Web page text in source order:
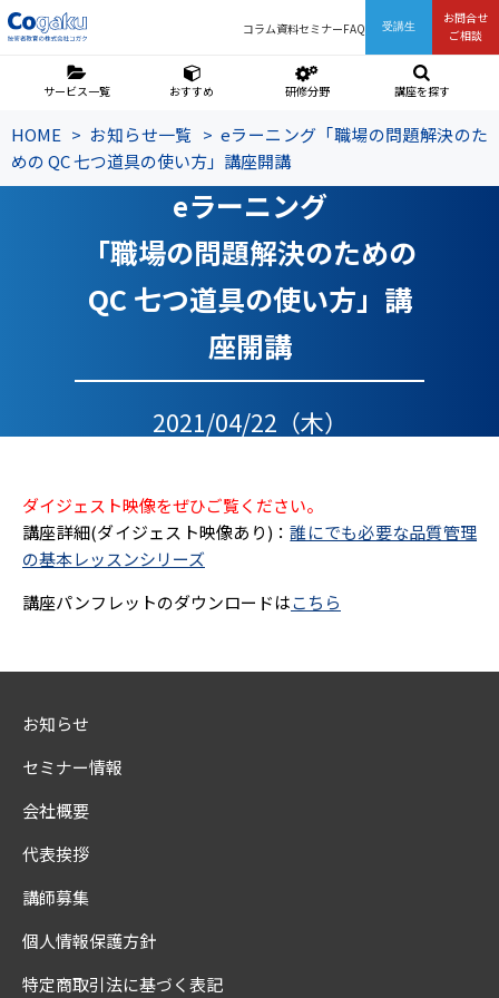
コラム資料セミナーFAQ 受講生
お問合せ
ご相談
サービス一覧 おすすめ 研修分野 講座を探す
HOME お知らせ一覧
eラーニング「職場の問題解決のた
めの QC 七つ道具の使い方」講座開講
eラーニング
「職場の問題解決のための
QC 七つ道具の使い方」講
座開講
2021/04/22（木）
ダイジェスト映像をぜひご覧ください。
講座詳細(ダイジェスト映像あり)：誰にでも必要な品質管理
の基本レッスンシリーズ
講座パンフレットのダウンロードはこちら
お知らせ
セミナー情報
会社概要
代表挨拶
講師募集
個人情報保護方針
特定商取引法に基づく表記